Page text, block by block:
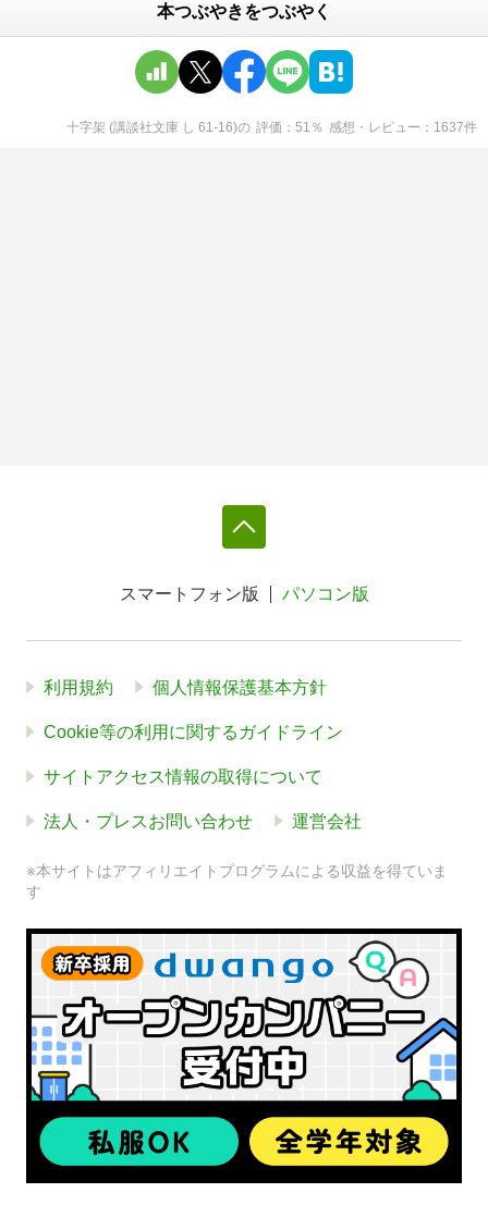
本つぶやきをつぶやく
十字架 (講談社文庫 し 61-16)の 評価 51 ％ 感想・レビュー 1637件
スマートフォン版 パソコン版
利用規約 個人情報保護基本方針
Cookie等の利用に関するガイドライン
サイトアクセス情報の取得について
法人・プレスお問い合わせ 運営会社
※本サイトはアフィリエイトプログラムによる収益を得ていま
す